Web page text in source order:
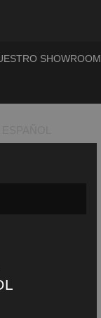
SHOWROOM